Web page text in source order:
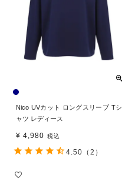
Nico UVカット ロングスリーブ Tシ
ャツ レディース
¥ 4,980 税込
4.50 （2）